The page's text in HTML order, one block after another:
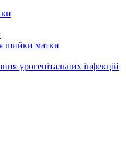
шийки матки
урогенітальних інфекцій